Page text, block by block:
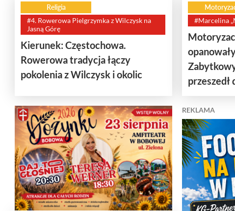
Religia
#4. Rowerowa Pielgrzymka z Wilczysk na
Jasną Górę
Kierunek: Częstochowa.
Rowerowa tradycja łączy
pokolenia z Wilczysk i okolic
#Marcelina
REKLAMA